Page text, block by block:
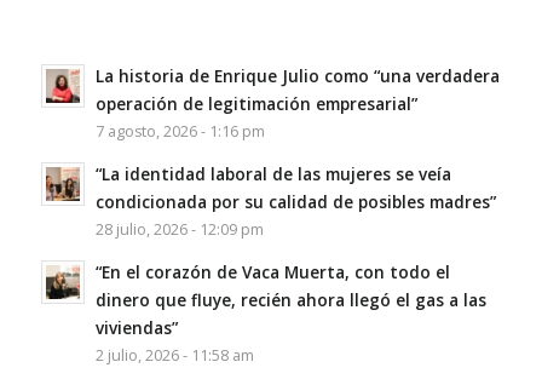
La historia de Enrique Julio como “una verdadera
operación de legitimación empresarial”
7 agosto, 2026 - 1:16 pm
“La identidad laboral de las mujeres se veía
condicionada por su calidad de posibles madres”
28 julio, 2026 - 12:09 pm
“En el corazón de Vaca Muerta, con todo el
dinero que fluye, recién ahora llegó el gas a las
viviendas”
2 julio, 2026 - 11:58 am